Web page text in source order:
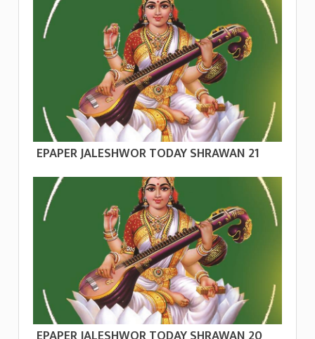
EPAPER JALESHWOR TODAY SHRAWAN 21